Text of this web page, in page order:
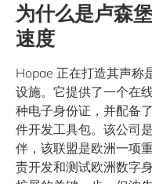
为什么是卢森
速度
Hopae 正在打造其声称
设施。它提供了一个在
种电子身份证，并配备
件开发工具包。该公司
伴，该联盟是欧洲一项
责开发和测试欧洲数字